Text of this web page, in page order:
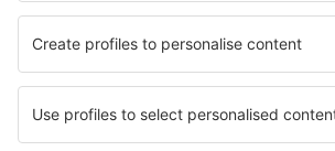
Hotely in Vranyantsi Hotely in Zaczernie
Hotely in Costas Hotely in Mercedes